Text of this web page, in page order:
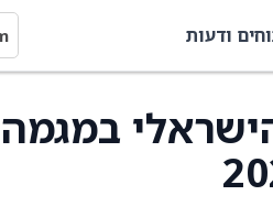
ודעות
במגמה